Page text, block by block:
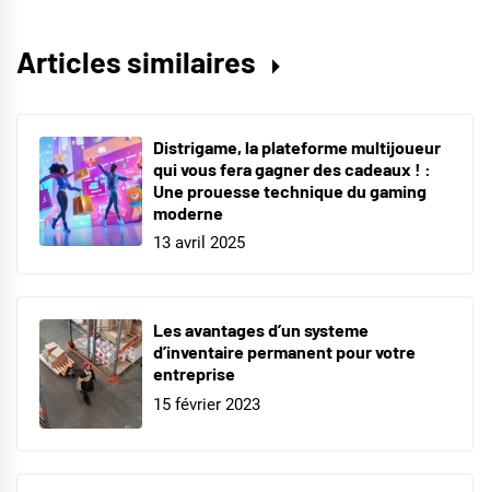
Articles similaires
Distrigame, la plateforme multijoueur
qui vous fera gagner des cadeaux ! :
Une prouesse technique du gaming
moderne
13 avril 2025
Les avantages d’un systeme
d’inventaire permanent pour votre
entreprise
15 février 2023